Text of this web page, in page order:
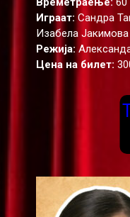
Играат: Сандра
Изабела Јакимова
Режија:
Цена на билет: